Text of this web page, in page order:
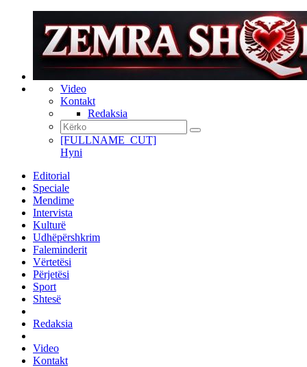
Video
Kontakt
Redaksia
[FULLNAME_CUT]
Hyni
Editorial
Speciale
Mendime
Intervista
Kulturë
Udhëpërshkrim
Faleminderit
Vërtetësi
Përjetësi
Sport
Shtesë
Redaksia
Video
Kontakt